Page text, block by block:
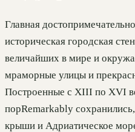
Главная
историческая городская
величайших в мире и
мраморные улицы и
Построенные с XIII по XVI
порRemarkably
крыши и Адриатическое